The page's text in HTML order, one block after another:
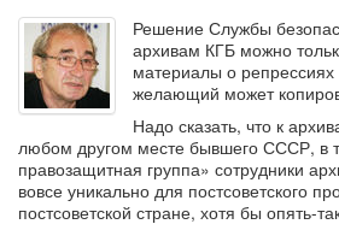
Решение Службы
архивам КГБ можно
материалы о
желающий может
Надо сказать, что к
любом другом месте бывшего СССР, в
правозащитная группа» сотрудники
вовсе уникально для постсоветского
постсоветской стране, хотя бы опять-